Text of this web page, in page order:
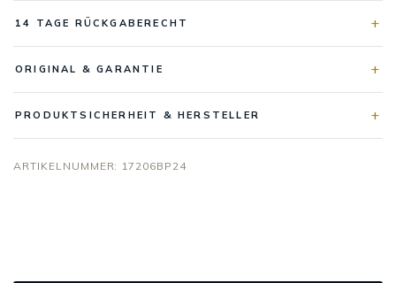
14 TAGE RÜCKGABERECHT
ORIGINAL & GARANTIE
PRODUKTSICHERHEIT & HERSTELLER
ARTIKELNUMMER: 17206BP24